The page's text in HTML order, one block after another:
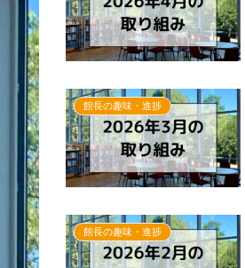
館長の趣味・進捗
館長の趣味・進捗